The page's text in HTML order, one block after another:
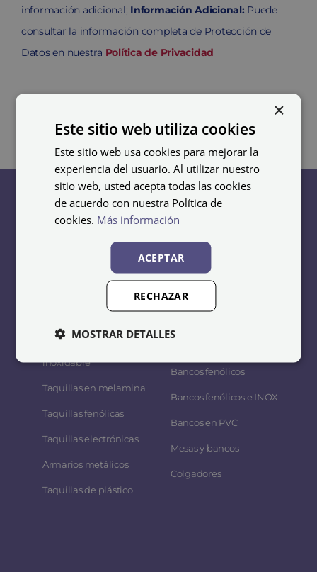
información adicional; Información Adicional: Puede
consultar la información completa de Protección de
Datos en nuestra Política de Privacidad
Taquillas metálicas
inoxidable
Taquillas en melamina
Taquillas fenólicas
Taquillas electrónicas
Armarios metálicos
Taquillas de plástico
Bancos
Bancos de acero
Bancos de madera y
Bancos fenólicos
Bancos fenólicos e INOX
Bancos en PVC
Mesas y bancos
Colgadores
×
Este sitio web utiliza cookies
Este sitio web usa cookies para mejorar la
experiencia del usuario. Al utilizar nuestro
sitio web, usted acepta todas las cookies
de acuerdo con nuestra Política de
cookies. Más información
ACEPTAR
RECHAZAR
MOSTRAR DETALLES